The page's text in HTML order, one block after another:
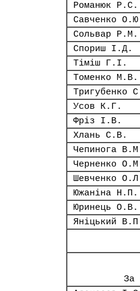
Романюк Р.С.
Савченко
Сольвар Р.М.
Спориш І.Д.
Тіміш Г.І.
Томенко М.В.
Тригубенко
Усов К.Г.
Фріз І.В.
Хлань С.В.
Чепинога
Черненко
Шевченко
Южаніна Н.П.
Юринець О.В.
Яніцький
За